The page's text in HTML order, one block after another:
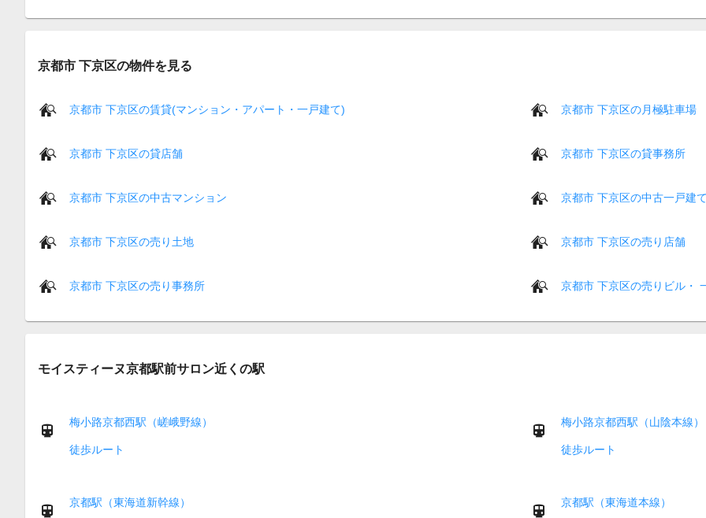
京都市 下京区の物件を見る
京都市 下京区の賃貸(マンション・アパート・一戸建て) 京都市 下京区の月極駐車場
京都市 下京区の貸店舗 京都市 下京区の貸事務所
京都市 下京区の中古マンション 京都市 下京区の中古一戸建て
京都市 下京区の売り土地 京都市 下京区の売り店舗
京都市 下京区の売り事務所 京都市 下京区の売りビル・
モイスティーヌ京都駅前サロン近くの駅
梅小路京都西駅（嵯峨野線）
徒歩ルート
梅小路京都西駅（山陰本線）
徒歩ルート
京都駅（東海道新幹線） 京都駅（東海道本線）